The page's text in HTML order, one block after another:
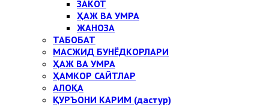
ЗАКОТ
ҲАЖ ВА УМРА
ЖАНОЗА
ТАБОБАТ
МАСЖИД БУНЁДКОРЛАРИ
ҲАЖ ВА УМРА
ҲАМКОР САЙТЛАР
АЛОҚА
ҚУРЪОНИ КАРИМ (дастур)